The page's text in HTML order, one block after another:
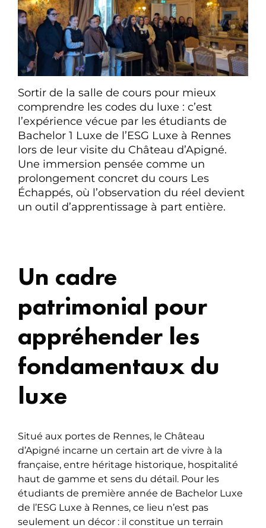
Sortir de la salle de cours pour mieux
comprendre les codes du luxe : c’est
l’expérience vécue par les étudiants de
Bachelor 1 Luxe de l’ESG Luxe à Rennes
lors de leur visite du Château d’Apigné.
Une immersion pensée comme un
prolongement concret du cours Les
Échappés, où l’observation du réel devient
un outil d’apprentissage à part entière.
Un cadre
patrimonial pour
appréhender les
fondamentaux du
luxe
Situé aux portes de Rennes, le Château
d’Apigné incarne un certain art de vivre à la
française, entre héritage historique, hospitalité
haut de gamme et sens du détail. Pour les
étudiants de première année de Bachelor Luxe
de l’ESG Luxe à Rennes, ce lieu n’est pas
seulement un décor : il constitue un terrain